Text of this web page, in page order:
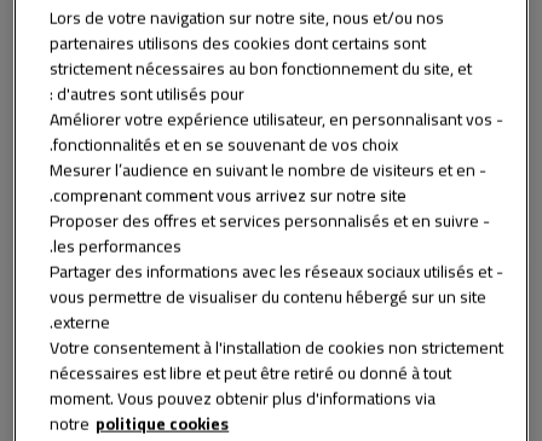
أنا على وشك التقاعد وأريد الانتقال إلى بلد تكون فيه الحياة
جيدة لكبار السن. أبحث عن مكان تقاعد لطيف، وبيئة
معيشية جديدة حيث يمكنني العيش بسلام ...
تعرف أكثر
التقاعد في المغرب
العصر الذهبي بالنسبة لي هو زمن الإهمال والهروب. لطالما
كان العيش في تقاعد سلمي في المغرب حلمي. لكن حتى
قبل التقاعد ، كنت قد اخترت هذا البلد الذي يقدم مزايا لا
Lors de votre navigation sur notre site, nous et/ou nos
partenaires utilisons des cookies dont certains sont
strictement nécessaires au bon fonctionnement du site, et
d'autres sont utilisés pour :
- Améliorer votre expérience utilisateur, en personnalisant vos
fonctionnalités et en se souvenant de vos choix.
- Mesurer l’audience en suivant le nombre de visiteurs et en
comprenant comment vous arrivez sur notre site.
- Proposer des offres et services personnalisés et en suivre
les performances.
- Partager des informations avec les réseaux sociaux utilisés et
vous permettre de visualiser du contenu hébergé sur un site
externe.
Votre consentement à l'installation de cookies non strictement
nécessaires est libre et peut être retiré ou donné à tout
moment. Vous pouvez obtenir plus d'informations via
notre politique cookies